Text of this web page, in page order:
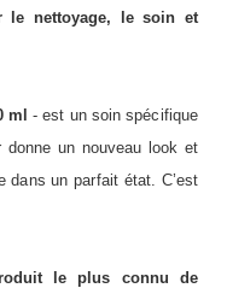
le nettoyage, le soin et
ml- est un soin spécifique
un nouveau look et
dans un parfait état. C’est
le plus connu de